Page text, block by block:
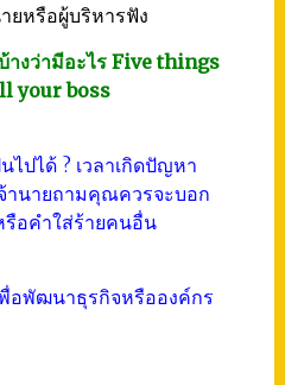
ยหรือผู้บริหารฟัง
างว่ามีอะไร Five things
your boss
ไปได้ ? เวลาเกิดปัญหา
านายถามคุณควรจะบอก
รือคำใส่ร้ายคนอื่น
อพัฒนาธุรกิจหรือองค์กร